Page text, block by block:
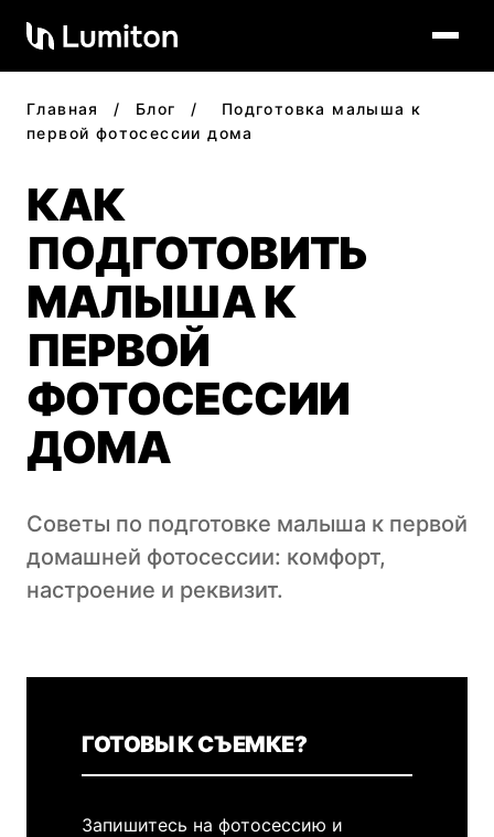
Главная / Блог /
Подготовка малыша к
первой фотосессии дома
КАК
ПОДГОТОВИТЬ
МАЛЫША К
ПЕРВОЙ
ФОТОСЕССИИ
ДОМА
Советы по подготовке малыша к первой
домашней фотосессии: комфорт,
настроение и реквизит.
ГОТОВЫ К СЪЕМКЕ?
Запишитесь на фотосессию и